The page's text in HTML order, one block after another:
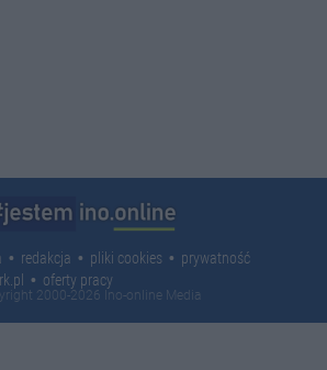
redakcja pliki cookies
prywatność
oferty pracy
2000-2026 Ino-online Media